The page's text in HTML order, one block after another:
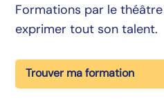
Formations par le
exprimer tout son talent.
Trouver ma formation